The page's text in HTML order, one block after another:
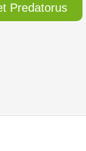
Predatorus